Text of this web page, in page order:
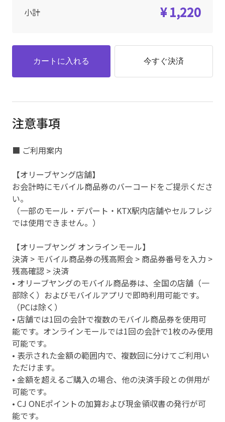
小計 ¥ 1,220
カートに入れる 今すぐ決済
注意事項
■ ご利用案内
【オリーブヤング店舗】
お会計時にモバイル商品券のバーコードをご提示くださ
い。
（一部のモール・デパート・KTX駅内店舗やセルフレジ
では使用できません。）
【オリーブヤング オンラインモール】
決済 > モバイル商品券の残高照会 > 商品券番号を入力 >
残高確認 > 決済
• オリーブヤングのモバイル商品券は、全国の店舗（一
部除く）およびモバイルアプリで即時利用可能です。
（PCは除く）
• 店舗では1回の会計で複数のモバイル商品券を使用可
能です。オンラインモールでは1回の会計で1枚のみ使用
可能です。
• 表示された金額の範囲内で、複数回に分けてご利用い
ただけます。
• 金額を超えるご購入の場合、他の決済手段との併用が
可能です。
• CJ ONEポイントの加算および現金領収書の発行が可
能です。